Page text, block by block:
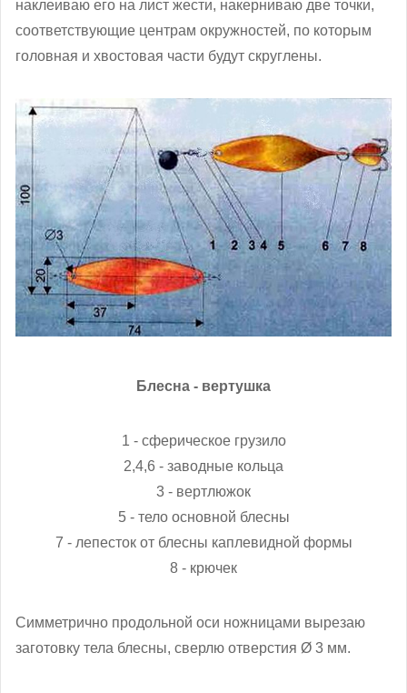
наклеиваю его на лист жести, накерниваю две точки,
соответствующие центрам окружностей, по которым
головная и хвостовая части будут скруглены.
Блесна - вертушка
1 - сферическое грузило
2,4,6 - заводные кольца
3 - вертлюжок
5 - тело основной блесны
7 - лепесток от блесны каплевидной формы
8 - крючек
Симметрично продольной оси ножницами вырезаю
заготовку тела блесны, сверлю отверстия Ø 3 мм.